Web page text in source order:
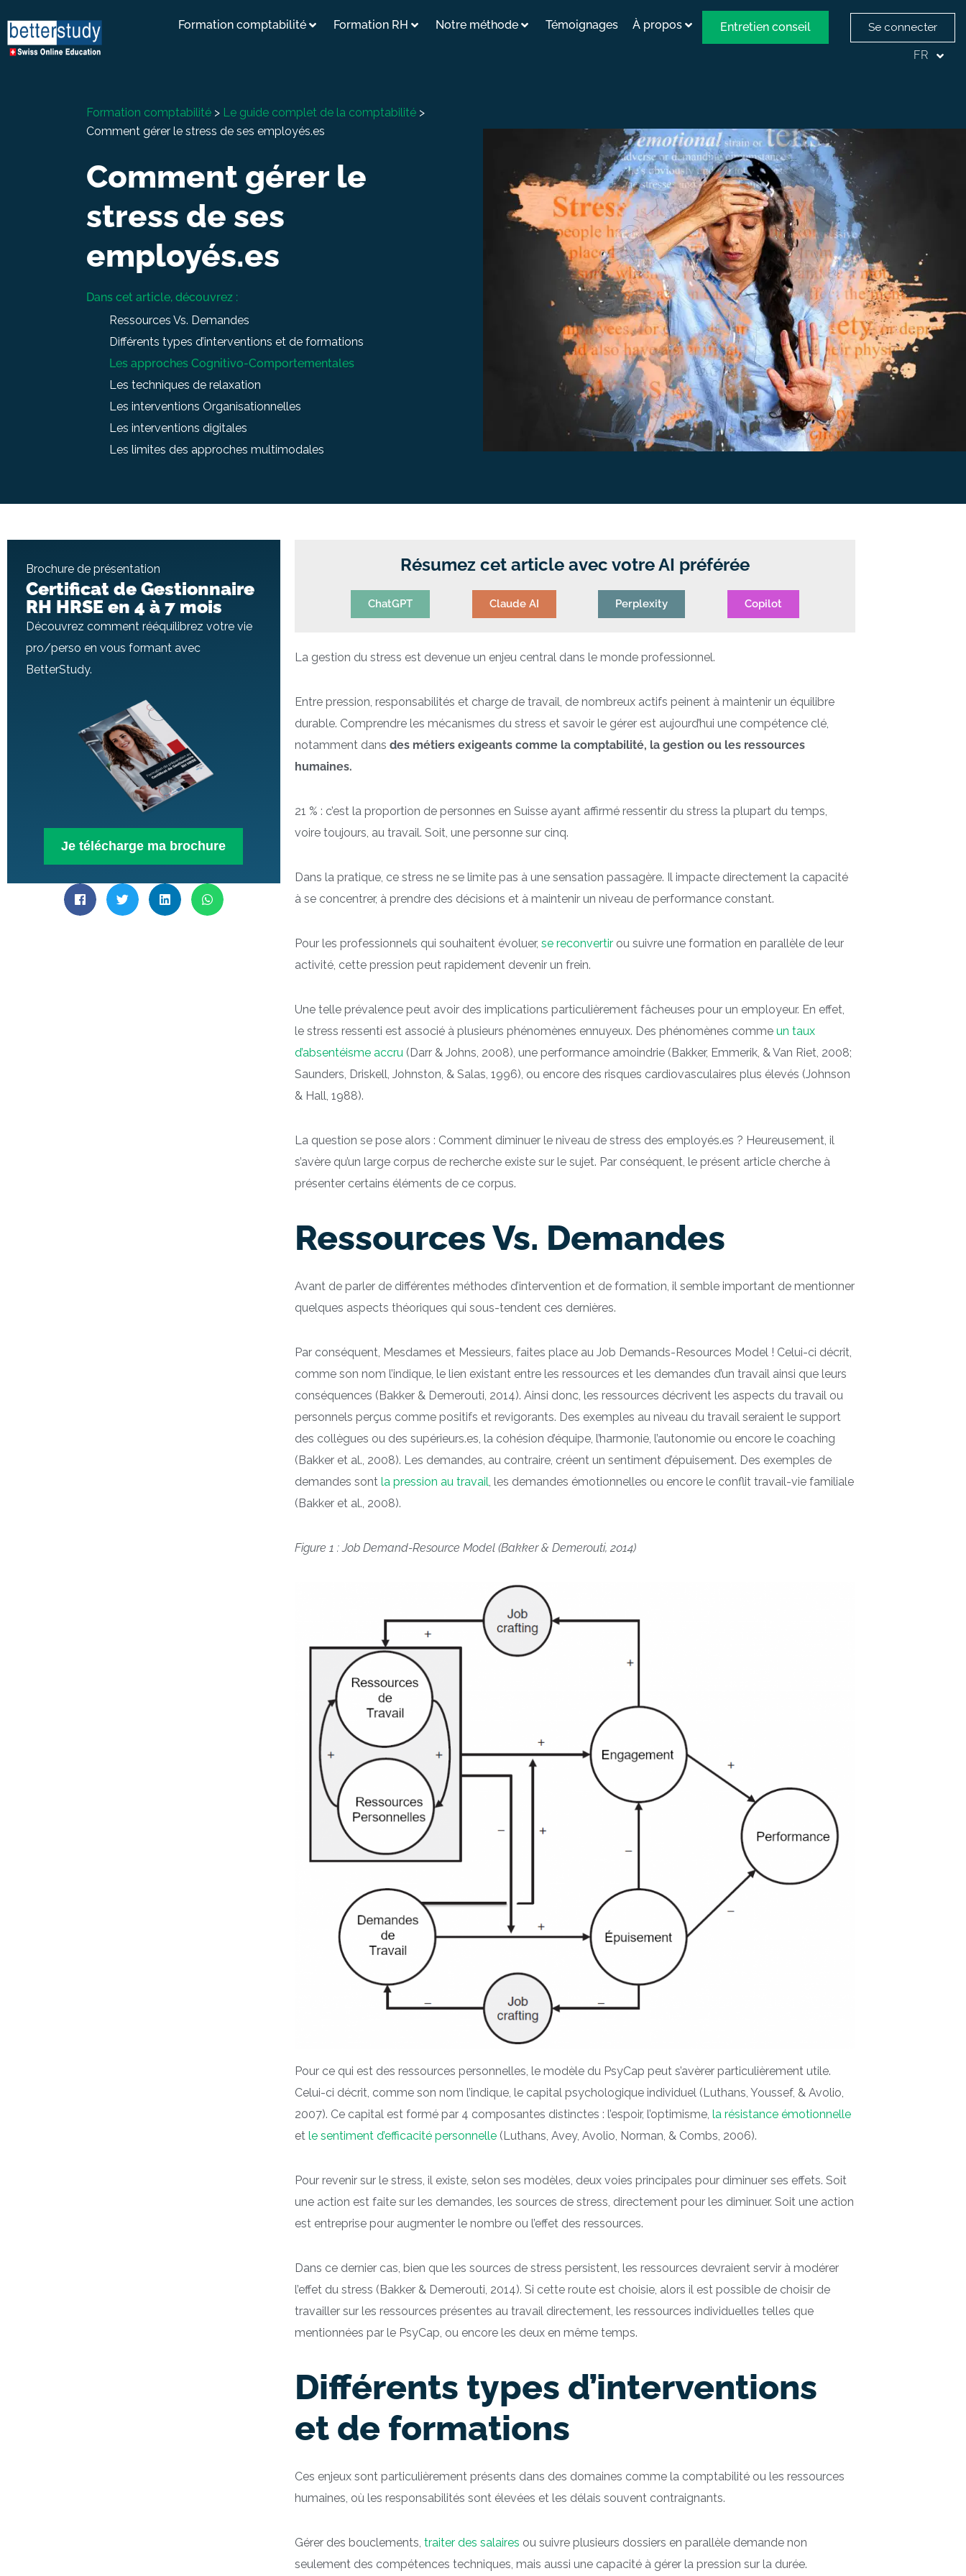
Formation comptabilité Formation RH Notre méthode Témoignages À propos Entretien conseil Se connecter
FR
Formation comptabilité > Le guide complet de la comptabilité >
Comment gérer le stress de ses employés.es
Comment gérer le
stress de ses
employés.es
Dans cet article, découvrez :
Ressources Vs. Demandes
Différents types d’interventions et de formations
Les approches Cognitivo-Comportementales
Les techniques de relaxation
Les interventions Organisationnelles
Les interventions digitales
Les limites des approches multimodales
Brochure de présentation
Certificat de Gestionnaire
RH HRSE en 4 à 7 mois
Découvrez comment rééquilibrez votre vie
pro/perso en vous formant avec
BetterStudy.
Je télécharge ma brochure
Résumez cet article avec votre AI préférée
ChatGPT Claude AI Perplexity Copilot
La gestion du stress est devenue un enjeu central dans le monde professionnel.
Entre pression, responsabilités et charge de travail, de nombreux actifs peinent à maintenir un équilibre
durable. Comprendre les mécanismes du stress et savoir le gérer est aujourd’hui une compétence clé,
notamment dans des métiers exigeants comme la comptabilité, la gestion ou les ressources
humaines.
21 % : c’est la proportion de personnes en Suisse ayant affirmé ressentir du stress la plupart du temps,
voire toujours, au travail. Soit, une personne sur cinq.
Dans la pratique, ce stress ne se limite pas à une sensation passagère. Il impacte directement la capacité
à se concentrer, à prendre des décisions et à maintenir un niveau de performance constant.
Pour les professionnels qui souhaitent évoluer, se reconvertirou suivre une formation en parallèle de leur
activité, cette pression peut rapidement devenir un frein.
Une telle prévalence peut avoir des implications particulièrement fâcheuses pour un employeur. En effet,
le stress ressenti est associé à plusieurs phénomènes ennuyeux. Des phénomènes comme un taux
d’absentéisme accru(Darr & Johns, 2008), une performance amoindrie (Bakker, Emmerik, & Van Riet, 2008;
Saunders, Driskell, Johnston, & Salas, 1996), ou encore des risques cardiovasculaires plus élevés (Johnson
& Hall, 1988).
La question se pose alors : Comment diminuer le niveau de stress des employés.es ? Heureusement, il
s’avère qu’un large corpus de recherche existe sur le sujet. Par conséquent, le présent article cherche à
présenter certains éléments de ce corpus.
Ressources Vs. Demandes
Avant de parler de différentes méthodes d’intervention et de formation, il semble important de mentionner
quelques aspects théoriques qui sous-tendent ces dernières.
Par conséquent, Mesdames et Messieurs, faites place au Job Demands-Resources Model ! Celui-ci décrit,
comme son nom l’indique, le lien existant entre les ressources et les demandes d’un travail ainsi que leurs
conséquences (Bakker & Demerouti, 2014). Ainsi donc, les ressources décrivent les aspects du travail ou
personnels perçus comme positifs et revigorants. Des exemples au niveau du travail seraient le support
des collègues ou des supérieurs.es, la cohésion d’équipe, l’harmonie, l’autonomie ou encore le coaching
(Bakker et al., 2008). Les demandes, au contraire, créent un sentiment d’épuisement. Des exemples de
demandes sont la pression au travail, les demandes émotionnelles ou encore le conflit travail-vie familiale
(Bakker et al., 2008).
Figure 1 : Job Demand-Resource Model (Bakker & Demerouti, 2014)
Pour ce qui est des ressources personnelles, le modèle du PsyCap peut s’avèrer particulièrement utile.
Celui-ci décrit, comme son nom l’indique, le capital psychologique individuel (Luthans, Youssef, & Avolio,
2007). Ce capital est formé par 4 composantes distinctes : l’espoir, l’optimisme, la résistance émotionnelle
et le sentiment d’efficacité personnelle(Luthans, Avey, Avolio, Norman, & Combs, 2006).
Pour revenir sur le stress, il existe, selon ses modèles, deux voies principales pour diminuer ses effets. Soit
une action est faite sur les demandes, les sources de stress, directement pour les diminuer. Soit une action
est entreprise pour augmenter le nombre ou l’effet des ressources.
Dans ce dernier cas, bien que les sources de stress persistent, les ressources devraient servir à modérer
l’effet du stress (Bakker & Demerouti, 2014). Si cette route est choisie, alors il est possible de choisir de
travailler sur les ressources présentes au travail directement, les ressources individuelles telles que
mentionnées par le PsyCap, ou encore les deux en même temps.
Différents types d’interventions
et de formations
Ces enjeux sont particulièrement présents dans des domaines comme la comptabilité ou les ressources
humaines, où les responsabilités sont élevées et les délais souvent contraignants.
Gérer des bouclements, traiter des salaires ou suivre plusieurs dossiers en parallèle demande non
seulement des compétences techniques, mais aussi une capacité à gérer la pression sur la durée.